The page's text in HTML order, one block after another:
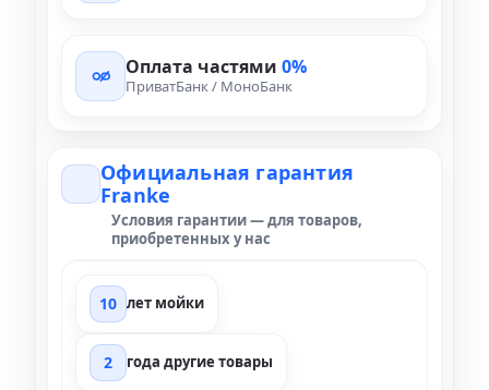
Оплата частями 0%
ПриватБанк / МоноБанк
Официальная гарантия
Franke
Условия гарантии — для товаров,
приобретенных у нас
10 лет мойки
2 года другие товары